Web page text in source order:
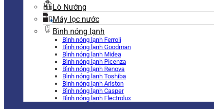
Lò Nướng
Máy lọc nước
Bình nóng lạnh
Bình nóng lạnh Ferroli
Bình nóng lạnh Goodman
Bình nóng lạnh Midea
Bình nóng lạnh Picenza
Bình nóng lạnh Renova
Bình nóng lạnh Toshiba
Bình nóng lạnh Ariston
Bình nóng lạnh Casper
Bình nóng lạnh Electrolux